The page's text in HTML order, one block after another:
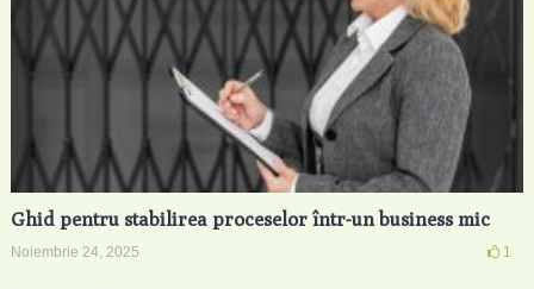
Ghid pentru stabilirea proceselor într-un business mic
Noiembrie 24, 2025 1